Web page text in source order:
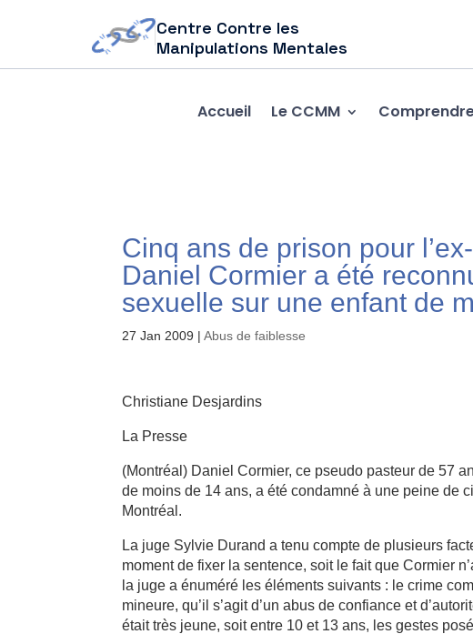
Centre Contre les
Manipulations Mentales
Accueil Le CCMM
Cinq ans de prison pour
Daniel Cormier a été
sexuelle sur une enfant de
27 Jan 2009 |Abus de faiblesse
Christiane Desjardins
La Presse
(Montréal) Daniel Cormier, ce pseudo pasteur de 57
de moins de 14 ans, a été condamné à une peine de
Montréal.
La juge Sylvie Durand a tenu compte de plusieurs
moment de fixer la sentence, soit le fait que Cormier
la juge a énuméré les éléments suivants : le crime
mineure, qu’il s’agit d’un abus de confiance et
était très jeune, soit entre 10 et 13 ans, les gestes